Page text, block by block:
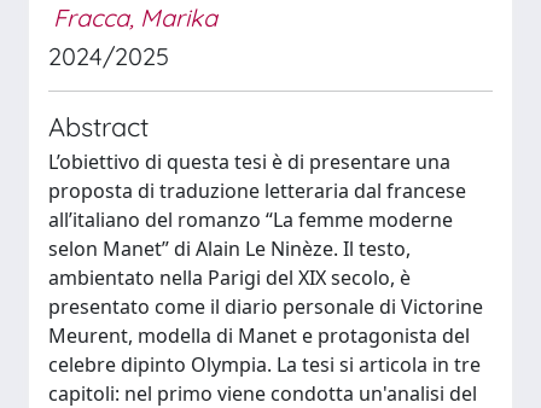
Fracca, Marika
2024/2025
Abstract
L’obiettivo di questa tesi è di presentare una
proposta di traduzione letteraria dal francese
all’italiano del romanzo “La femme moderne
selon Manet” di Alain Le Ninèze. Il testo,
ambientato nella Parigi del XIX secolo, è
presentato come il diario personale di Victorine
Meurent, modella di Manet e protagonista del
celebre dipinto Olympia. La tesi si articola in tre
capitoli: nel primo viene condotta un'analisi del